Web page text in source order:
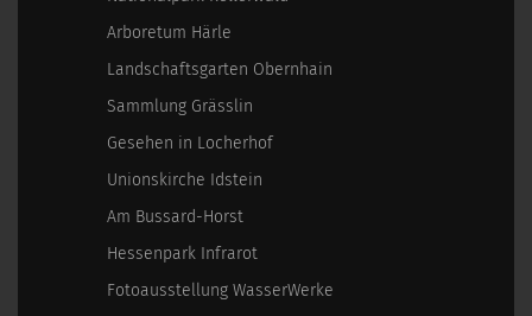
Arboretum Härle
Landschaftsgarten Obernhain
Sammlung Grässlin
Gesehen in Locherhof
Unionskirche Idstein
Am Bussard-Horst
Hessenpark Infrarot
Fotoausstellung WasserWerke